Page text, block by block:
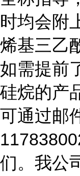
时均会附
烯基三乙
如需提前
硅烷的产
可通过邮
们。我公